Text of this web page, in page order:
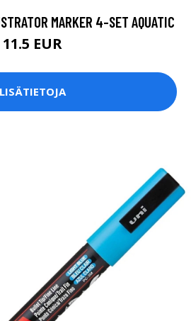
MARKER 4-SET AQUATIC
11.5 EUR
LISÄTIETOJA